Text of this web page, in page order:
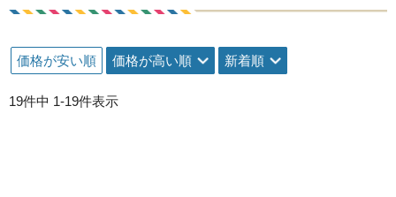
価格が安い順 価格が高い順 新着順
19件中 1-19件表示